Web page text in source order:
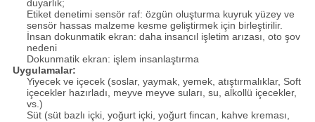
duyarlık;
Etiket denetimi sensör raf: özgün oluşturma kuyruk yüzey ve
sensör hassas malzeme kesme geliştirmek için birleştirilir.
İnsan dokunmatik ekran: daha insancıl işletim arızası, oto şov
nedeni
Dokunmatik ekran: işlem insanlaştırma
Uygulamalar:
Yiyecek ve içecek (soslar, yaymak, yemek, atıştırmalıklar, Soft
içecekler hazırladı, meyve meyve suları, su, alkollü içecekler,
vs.)
Süt (süt bazlı içki, yoğurt içki, yoğurt fincan, kahve kreması,